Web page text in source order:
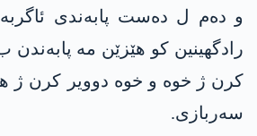
و دەم ل دەست پابەندی
رادگهینین کو هێزێن مە
کرن ژ خوە و خوە دوویر کرن ژ
سەربازی.